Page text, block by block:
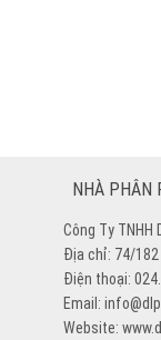
NHÀ PHÂN
Công Ty TNHH
Địa chỉ: 74/182
Điện thoại:
Email:
Website: